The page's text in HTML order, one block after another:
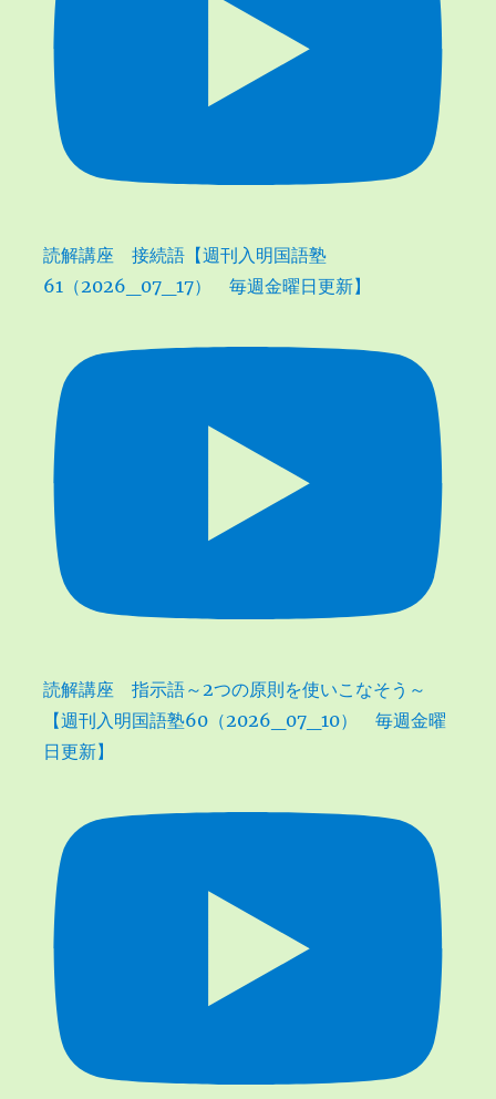
読解講座 接続語【週刊入明国語塾
61（2026_07_17） 毎週金曜日更新】
読解講座 指示語～2つの原則を使いこなそう～
【週刊入明国語塾60（2026_07_10） 毎週金曜
日更新】